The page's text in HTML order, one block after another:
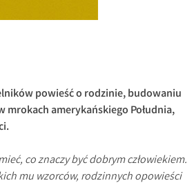
powieść o rodzinie, budowaniu
amerykańskiego Południa,
co znaczy być dobrym człowiekiem.
mu wzorców, rodzinnych opowieści